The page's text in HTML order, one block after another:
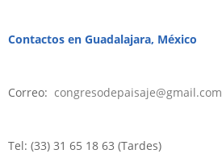
Contactos en Guadalajara, México
Correo: congresodepaisaje@gmail.com
Tel: (33) 31 65 18 63 (Tardes)